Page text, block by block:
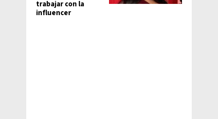
trabajar con la
influencer